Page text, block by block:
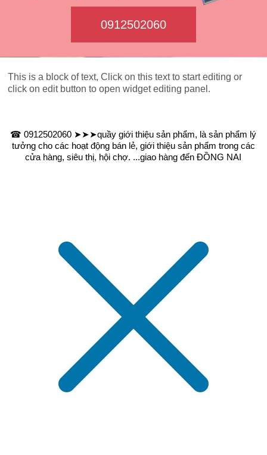
0912502060
This is a block of text, Click on this text to start editing or
click on edit button to open widget editing panel.
☎ 0912502060 ➤➤➤quầy giới thiệu sản phẩm, là sản phẩm lý
tưởng cho các hoạt động bán lẻ, giới thiệu sản phẩm trong các
cửa hàng, siêu thị, hội chợ. ...giao hàng đến ĐỒNG NAI